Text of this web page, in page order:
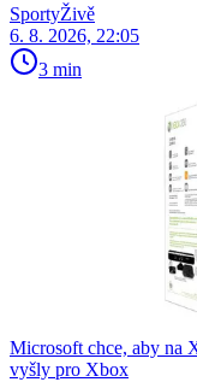
SportyŽivě
6. 8. 2026, 22:05
3 min
Microsoft chce, aby na
vyšly pro Xbox